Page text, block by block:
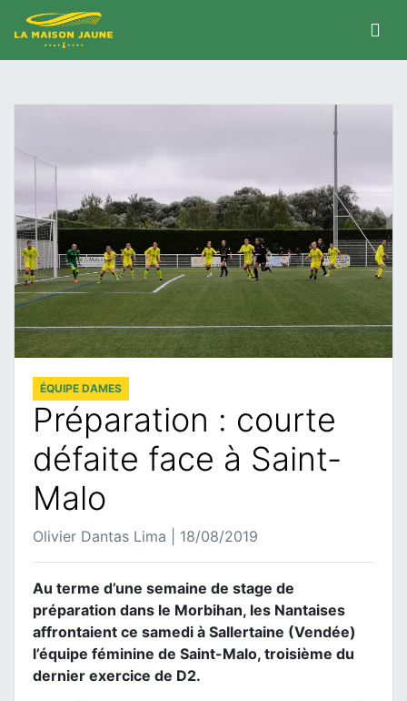
ÉQUIPE DAMES
Préparation : courte
défaite face à Saint-
Malo
Olivier Dantas Lima | 18/08/2019
Au terme d’une semaine de stage de
préparation dans le Morbihan, les Nantaises
affrontaient ce samedi à Sallertaine (Vendée)
l’équipe féminine de Saint-Malo, troisième du
dernier exercice de D2.